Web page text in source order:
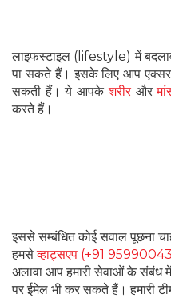
लाइफस्टाइल (lifestyle) में
पा सकते हैं। इसके लिए आप
सकती हैं। ये आपकेशरीरऔर
करते हैं।
इससे सम्बंधित कोई सवाल पूछना
हमसेव्हाट्सएप (+91
अलावा आप हमारी सेवाओं के
पर ईमेल भी कर सकते हैं। हमारी